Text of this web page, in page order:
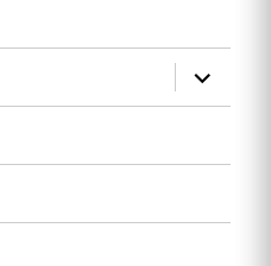
rozwiń
menu
potomne